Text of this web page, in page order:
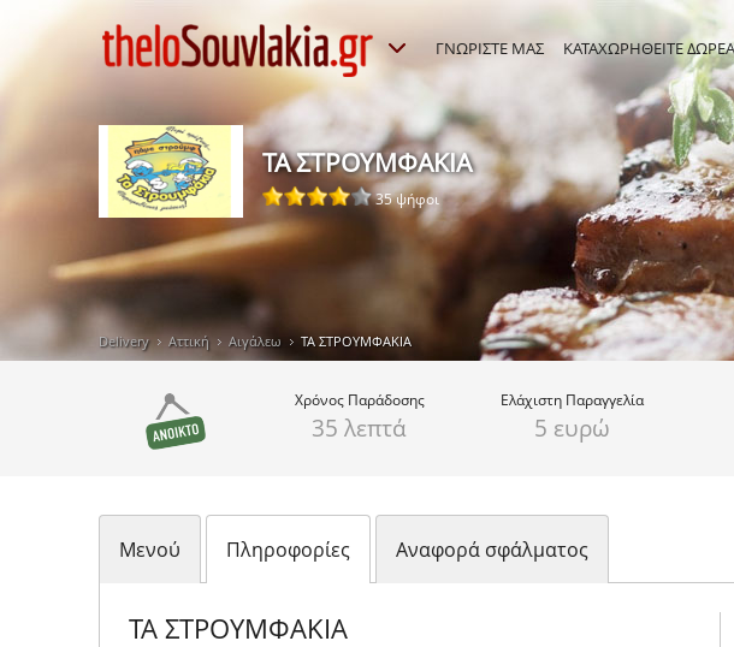
ΓΝΩΡΙΣΤΕ ΜΑΣ ΚΑΤΑΧΩΡΗΘΕΙΤΕ
ΤΑ ΣΤΡΟΥΜΦΑΚΙΑ
35 ψήφοι
Delivery Αττική Αιγάλεω ΤΑ ΣΤΡΟΥΜΦΑΚΙΑ
Χρόνος Παράδοσης
35 λεπτά
Ελάχιστη Παραγγελία
5 ευρώ
Μενού Πληροφορίες Αναφορά σφάλματος
ΤΑ ΣΤΡΟΥΜΦΑΚΙΑ